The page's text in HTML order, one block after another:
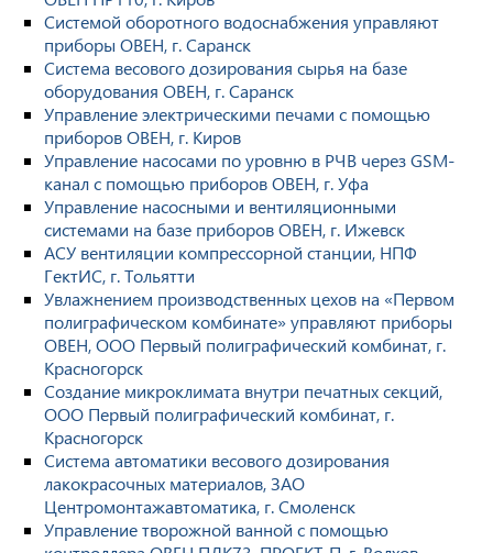
Системой оборотного водоснабжения управляют
приборы ОВЕН, г. Саранск
Система весового дозирования сырья на базе
оборудования ОВЕН, г. Саранск
Управление электрическими печами с помощью
приборов ОВЕН, г. Киров
Управление насосами по уровню в РЧВ через GSM-
канал с помощью приборов ОВЕН, г. Уфа
Управление насосными и вентиляционными
системами на базе приборов ОВЕН, г. Ижевск
АСУ вентиляции компрессорной станции, НПФ
ГектИС, г. Тольятти
Увлажнением производственных цехов на «Первом
полиграфическом комбинате» управляют приборы
ОВЕН, ООО Первый полиграфический комбинат, г.
Красногорск
Создание микроклимата внутри печатных секций,
ООО Первый полиграфический комбинат, г.
Красногорск
Система автоматики весового дозирования
лакокрасочных материалов, ЗАО
Центромонтажавтоматика, г. Смоленск
Управление творожной ванной с помощью